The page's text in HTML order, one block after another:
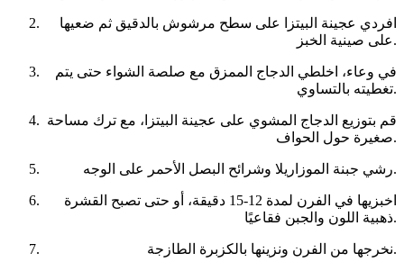
افردي عجينة البيتزا على سطح مرشوش بالدقيق ثم ضعيها
على صينية الخبز.
في وعاء، اخلطي الدجاج الممزق مع صلصة الشواء حتى يتم
تغطيته بالتساوي.
قم بتوزيع الدجاج المشوي على عجينة البيتزا، مع ترك مساحة
صغيرة حول الحواف.
رشي جبنة الموزاريلا وشرائح البصل الأحمر على الوجه.
اخبزيها في الفرن لمدة 12-15 دقيقة، أو حتى تصبح القشرة
ذهبية اللون والجبن فقاعيًا.
نخرجها من الفرن ونزينها بالكزبرة الطازجة.